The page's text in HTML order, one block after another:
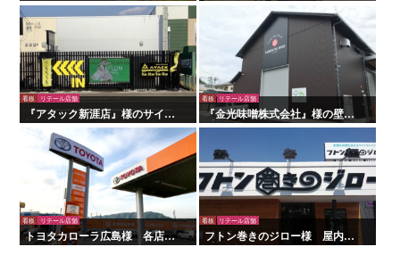
製作施工
チキン)様 看板・サイン
看板 リテール店舗
『アタック新涯店』様のサイン
施工を行いました！
看板 リテール店舗
『金光味噌株式会社』様の壁面
看板の施工を行いました！
看板 リテール店舗
トヨタカローラ広島様 各店舗
サイン工事
看板 リテール店舗
フトン巻きのジロー様 屋内外
看板・サイン